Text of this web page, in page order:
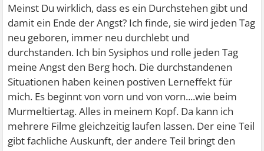
Meinst Du wirklich, dass es ein Durchstehen gibt und
damit ein Ende der Angst? Ich finde, sie wird jeden Tag
neu geboren, immer neu durchlebt und
durchstanden. Ich bin Sysiphos und rolle jeden Tag
meine Angst den Berg hoch. Die durchstandenen
Situationen haben keinen postiven Lerneffekt für
mich. Es beginnt von vorn und von vorn....wie beim
Murmeltiertag. Alles in meinem Kopf. Da kann ich
mehrere Filme gleichzeitig laufen lassen. Der eine Teil
gibt fachliche Auskunft, der andere Teil bringt den